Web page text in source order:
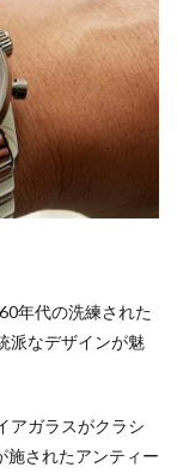
年代の洗練された
派なデザインが魅
アガラスがクラシ
施されたアンティー